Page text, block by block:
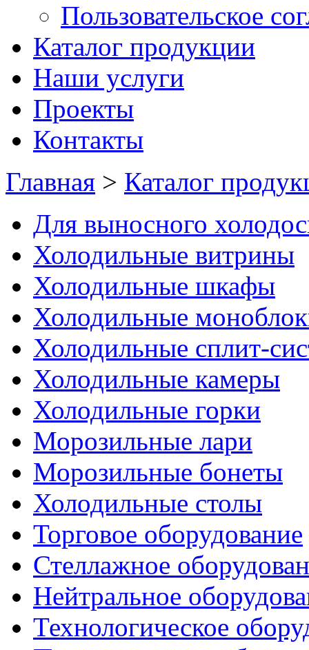
Пользовательское
Каталог продукции
Наши услуги
Проекты
Контакты
Главная > Каталог
Для выносного
Холодильные витрины
Холодильные шкафы
Холодильные
Холодильные сплит-
Холодильные камеры
Холодильные горки
Морозильные лари
Морозильные бонеты
Холодильные столы
Торговое оборудование
Стеллажное
Нейтральное
Технологическое